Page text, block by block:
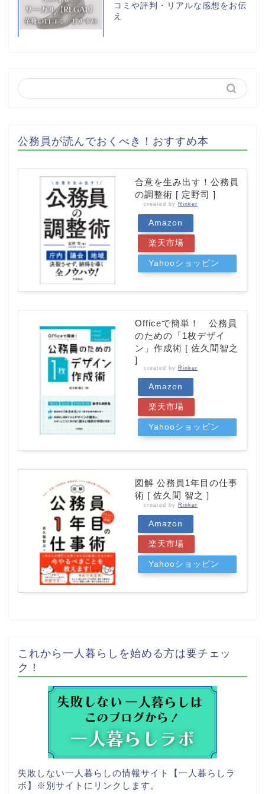
コミや評判・リアルな感想をお伝
え
公務員が読んでおくべき！おすすめ本
合意を生み出す！公務員
の調整術 [ 定野司 ]
created by Rinker
Amazon
楽天市場
Yahooショッピン
Officeで簡単！ 公務員
のための「1枚デザイ
ン」作成術 [ 佐久間智之
]
created by Rinker
Amazon
楽天市場
Yahooショッピン
図解 公務員1年目の仕事
術 [ 佐久間 智之 ]
created by Rinker
Amazon
楽天市場
Yahooショッピン
これから一人暮らしを始める方は要チェッ
ク！
失敗しない一人暮らしの情報サイト【一人暮らしラ
ボ】
※別サイトにリンクします。